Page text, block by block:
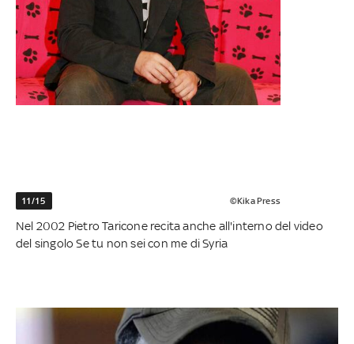
11/15 ©Kika Press
Nel 2002 Pietro Taricone recita anche all'interno del video
del singolo Se tu non sei con me di Syria